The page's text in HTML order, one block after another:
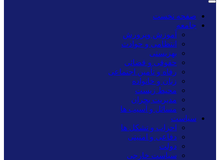
صفحه نخست
جامعه
آموزش وپرورش
انتظامی و حوادث
بهزیستی
حقوقی و قضائی
رفاه و تأمین اجتماعی
زنان و خانواده
محیط زیست
مدیریت بحران
مسائل و آسیب ها
سیاست
احزاب و تشکل ها
دفاعی و امنیتی
دولت
سیاست خارجی